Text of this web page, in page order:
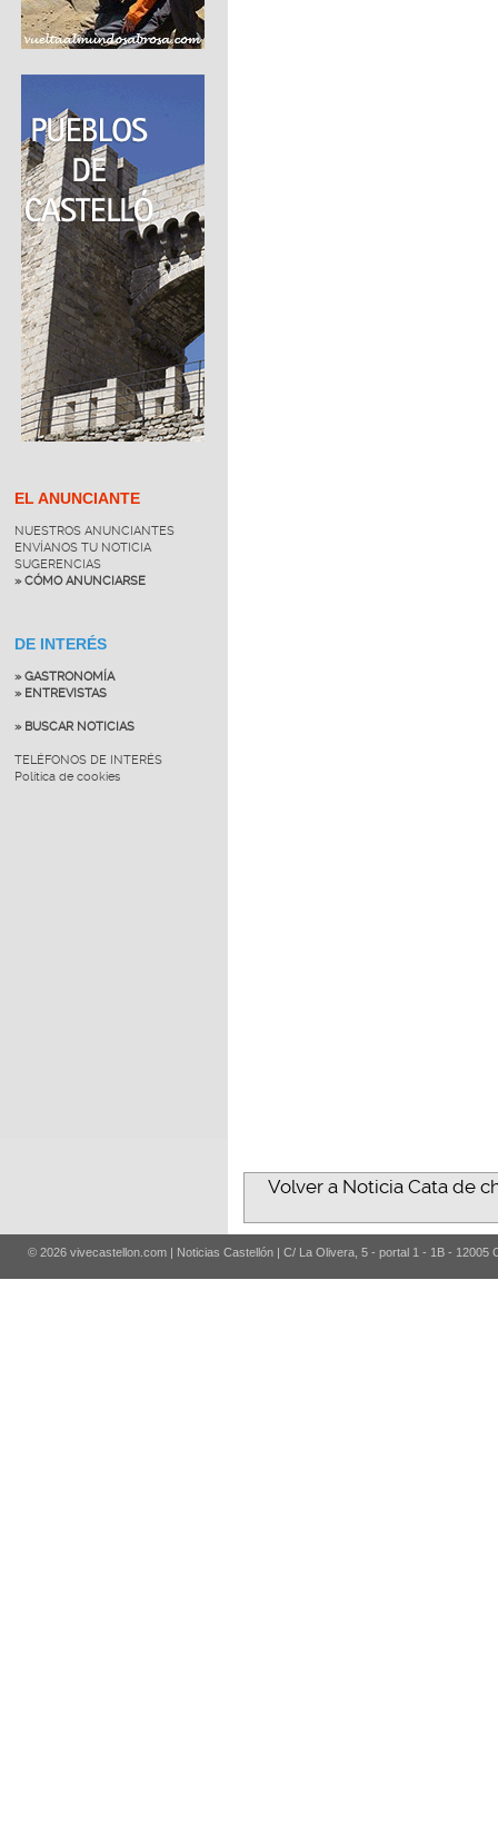
EL ANUNCIANTE
NUESTROS ANUNCIANTES
ENVÍANOS TU NOTICIA
SUGERENCIAS
» CÓMO ANUNCIARSE
DE INTERÉS
» GASTRONOMÍA
» ENTREVISTAS
» BUSCAR NOTICIAS
TELÉFONOS DE INTERÉS
Política de cookies
Volver a Noticia Cata de
© 2026 vivecastellon.com | Noticias Castellón | C/ La Olivera, 5 - portal 1 - 1B - 12005